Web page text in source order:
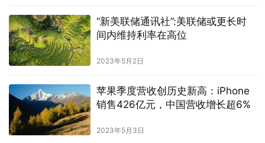
“新美联储通讯社”:美联储或更长时
间内维持利率在高位
2023年5月2日
苹果季度营收创历史新高：iPhone
销售426亿元，中国营收增长超6%
2023年5月3日